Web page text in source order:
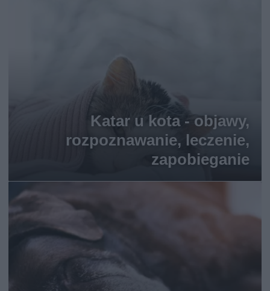
Katar u kota - objawy,
rozpoznawanie, leczenie,
zapobieganie